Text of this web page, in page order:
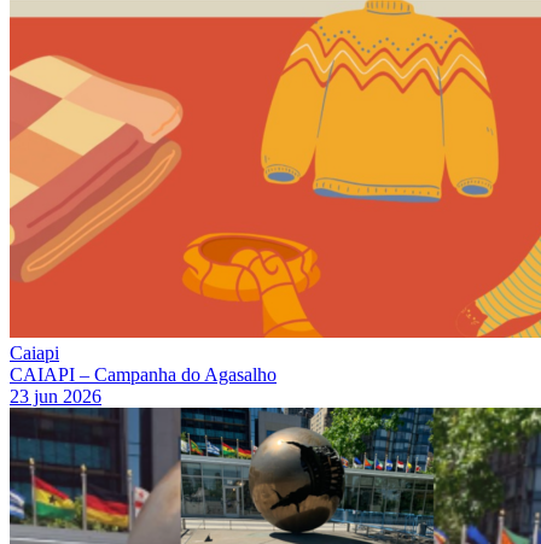
Caiapi
CAIAPI – Campanha do Agasalho
23 jun 2026